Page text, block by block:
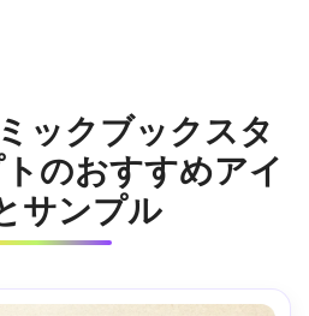
ックブックスタ
のおすすめアイ
サンプル